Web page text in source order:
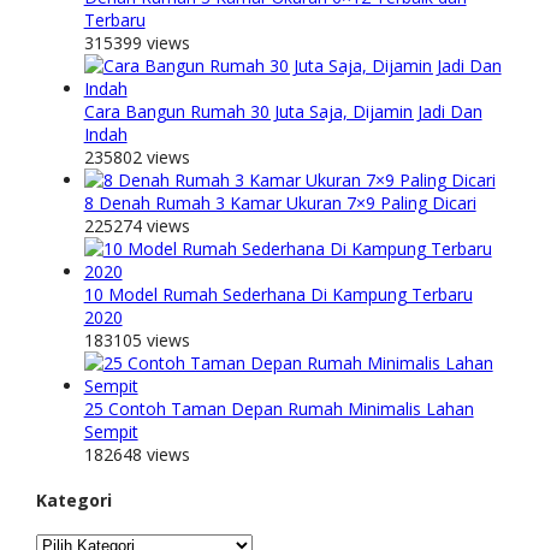
Terbaru
315399 views
Cara Bangun Rumah 30 Juta Saja, Dijamin Jadi Dan
Indah
235802 views
8 Denah Rumah 3 Kamar Ukuran 7×9 Paling Dicari
225274 views
10 Model Rumah Sederhana Di Kampung Terbaru
2020
183105 views
25 Contoh Taman Depan Rumah Minimalis Lahan
Sempit
182648 views
Kategori
Kategori